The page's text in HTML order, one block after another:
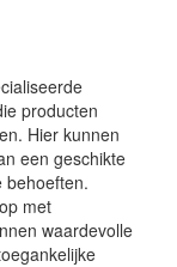
producten
Hier kunnen
een geschikte
behoeften.
met
waardevolle